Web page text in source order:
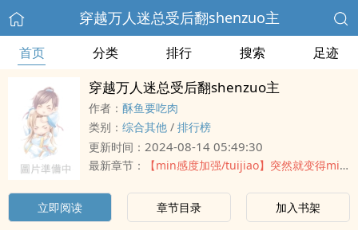
穿越万人迷总受后翻shenzuo主
首页 分类 排行 搜索 足迹
穿越万人迷总受后翻shenzuo主
作者： 酥鱼要吃肉
类别： 综合其他 / 排行榜
更新时间： 2024-08-14 05:49:30
最新章节： 【min感度加强/tuijiao】突然就变得min感了
立即阅读 章节目录 加入书架